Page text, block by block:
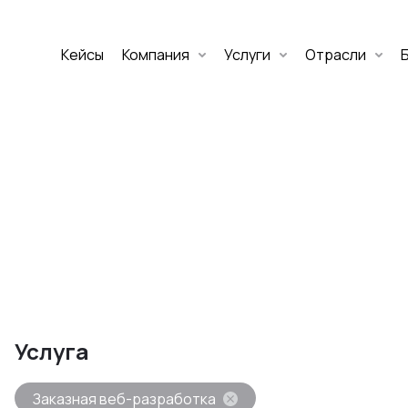
Кейсы Компания Услуги Отрасли
Услуга
Заказная веб-разработка